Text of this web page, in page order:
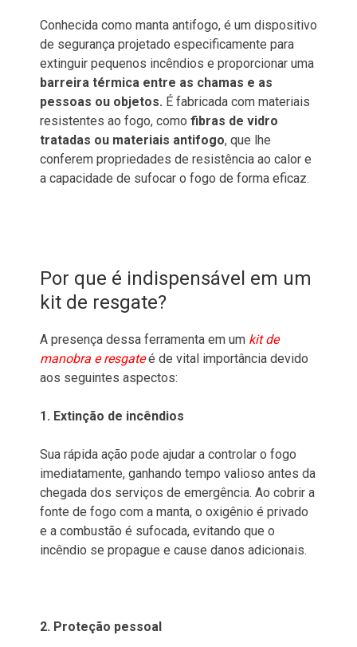
Conhecida como manta antifogo, é um dispositivo
de segurança projetado especificamente para
extinguir pequenos incêndios e proporcionar uma
barreira térmica entre as chamas e as
pessoas ou objetos. É fabricada com materiais
resistentes ao fogo, como fibras de vidro
tratadas ou materiais antifogo, que lhe
conferem propriedades de resistência ao calor e
a capacidade de sufocar o fogo de forma eficaz.
Por que é indispensável em um
kit de resgate?
A presença dessa ferramenta em um kit de
manobra e resgateé de vital importância devido
aos seguintes aspectos:
1. Extinção de incêndios
Sua rápida ação pode ajudar a controlar o fogo
imediatamente, ganhando tempo valioso antes da
chegada dos serviços de emergência. Ao cobrir a
fonte de fogo com a manta, o oxigênio é privado
e a combustão é sufocada, evitando que o
incêndio se propague e cause danos adicionais.
2. Proteção pessoal